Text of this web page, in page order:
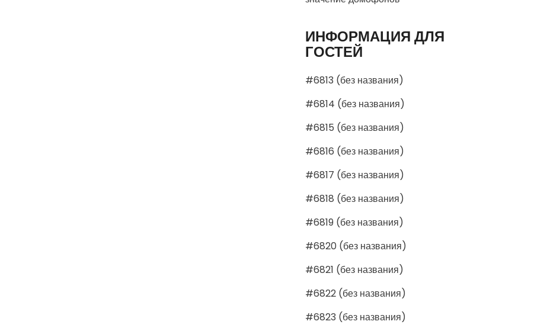
ИНФОРМАЦИЯ ДЛЯ
ГОСТЕЙ
#6813 (без названия)
#6814 (без названия)
#6815 (без названия)
#6816 (без названия)
#6817 (без названия)
#6818 (без названия)
#6819 (без названия)
#6820 (без названия)
#6821 (без названия)
#6822 (без названия)
#6823 (без названия)